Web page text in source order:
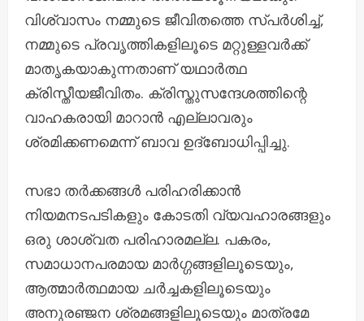
വിശ്വാസം നമ്മുടെ ജീവിതത്തെ സ്പർശിച്ച്,
നമ്മുടെ പ്രവൃത്തികളിലൂടെ മറ്റുള്ളവർക്ക്
മാതൃകയാകുന്നതാണ് യഥാർത്ഥ
ക്രിസ്തീയജീവിതം. ക്രിസ്തുസന്ദേശത്തിന്റെ
വാഹകരായി മാറാൻ എല്ലാവരും
ശ്രമിക്കണമെന്ന് ബാവ ഉദ്ബോധിപ്പിച്ചു.
സഭാ തർക്കങ്ങൾ പരിഹരിക്കാൻ
നിയമനടപടികളും കോടതി വ്യവഹാരങ്ങളും
ഒരു ശാശ്വത പരിഹാരമല്ല. പകരം,
സമാധാനപരമായ മാർഗ്ഗങ്ങളിലൂടെയും,
ആത്മാർത്ഥമായ ചർച്ചകളിലൂടെയും
അനുരഞ്ജന ശ്രമങ്ങളിലൂടെയും മാത്രമേ